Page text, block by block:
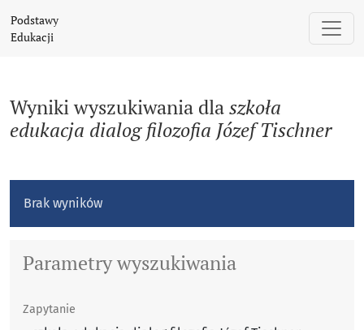
Podstawy
Edukacji
Wyniki wyszukiwania dlaszkoła
edukacja dialog ﬁlozoﬁa Józef Tischner
Brak wyników
Parametry wyszukiwania
Zapytanie